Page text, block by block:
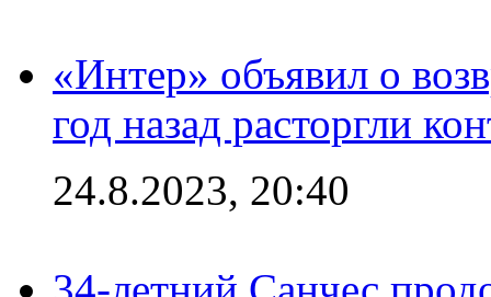
«Интер» объявил о
год назад расторгли
24.8.2023, 20:40